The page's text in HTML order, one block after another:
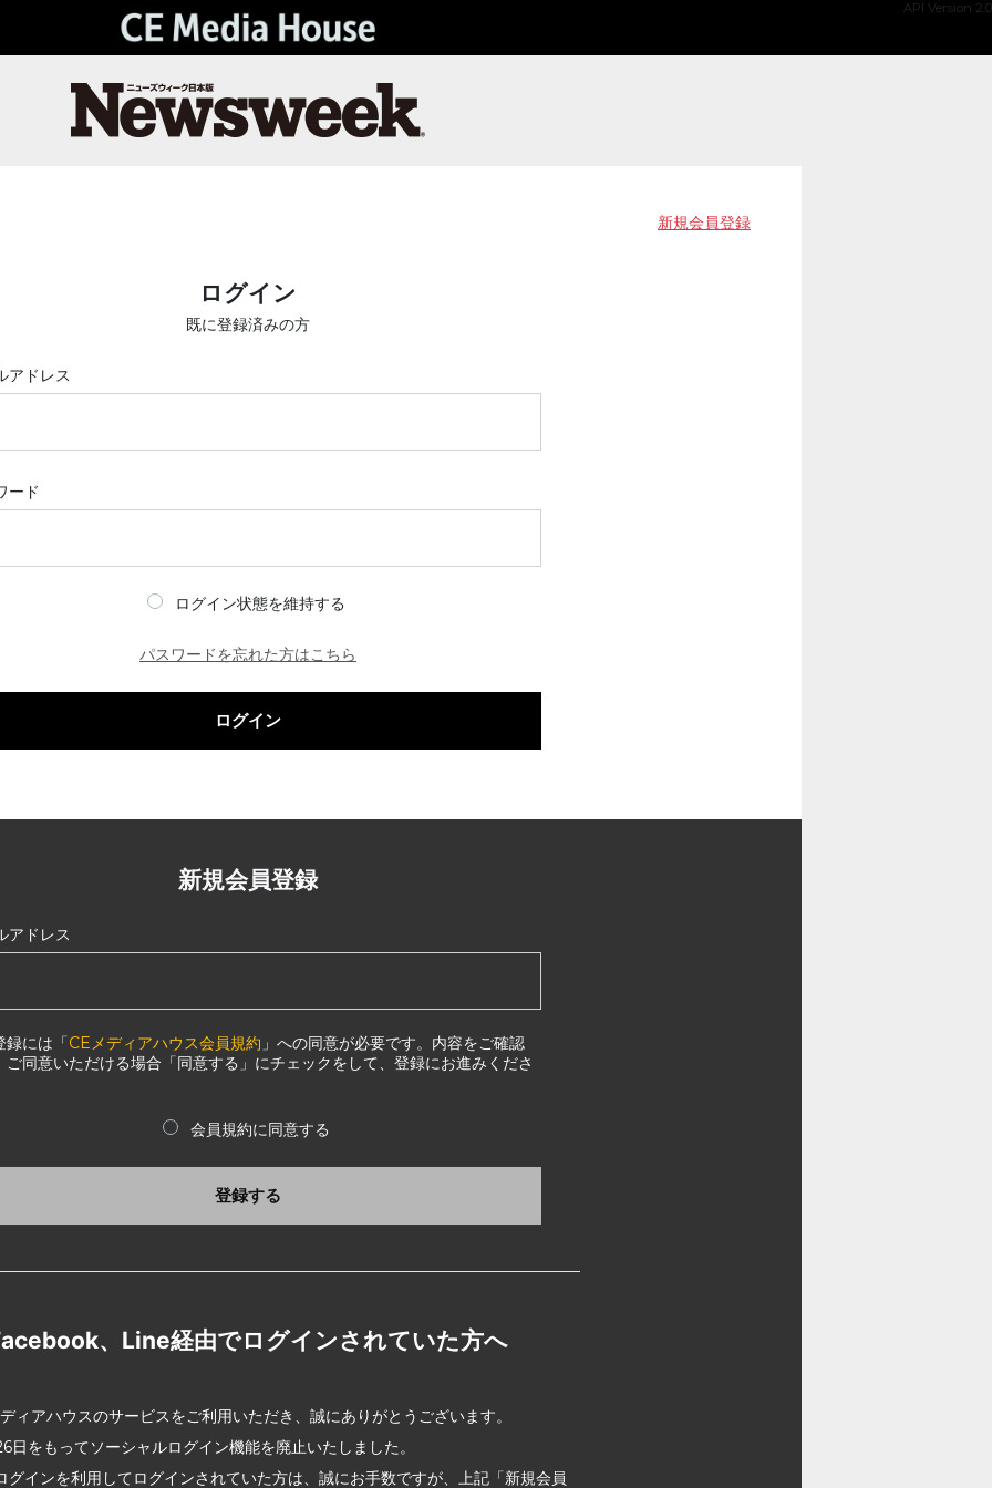
API Version 2.0
新規会員登録
ログイン
既に登録済みの方
アドレス
ード
ログイン状態を維持する
パスワードを忘れた方はこちら
ログイン
新規会員登録
アドレス
録には「CEメディアハウス会員規約 」への同意が必要です。内容をご確認
ご同意いただける場合「同意する」にチェックをして、登録にお進みくださ
会員規約に同意する
登録する
、Line経由でログインされていた方へ
ィアハウスのサービスをご利用いただき、誠にありがとうございます。
日をもってソーシャルログイン機能を廃止いたしました。
グインを利用してログインされていた方は、誠にお手数ですが、上記「新規会員